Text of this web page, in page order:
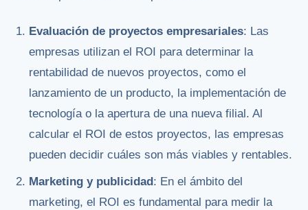
Evaluación de proyectos empresariales: Las
empresas utilizan el ROI para determinar la
rentabilidad de nuevos proyectos, como el
lanzamiento de un producto, la implementación de
tecnología o la apertura de una nueva filial. Al
calcular el ROI de estos proyectos, las empresas
pueden decidir cuáles son más viables y rentables.
Marketing y publicidad : En el ámbito del
marketing, el ROI es fundamental para medir la